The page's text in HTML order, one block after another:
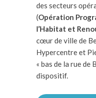
des secteurs
(Opération
l’Habitat et
cœur de ville de
Hypercentre et
« bas de la rue de
dispositif.